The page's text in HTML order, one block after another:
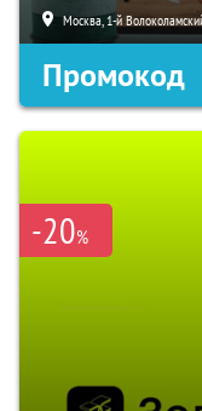
Москва, 1-й
Промокод
-20%